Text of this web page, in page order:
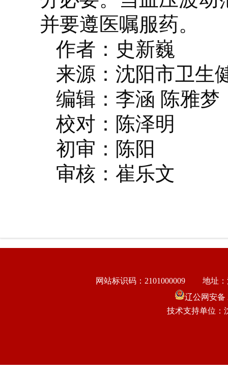
并要遵医嘱服药。
作者：史新巍
来源：沈阳市卫生
编辑：李涵 陈雅梦
校对：陈泽明
初审：陈阳
审核：崔乐文
网站标识码：2101000009
地址
辽公网安备
技术支持单位：